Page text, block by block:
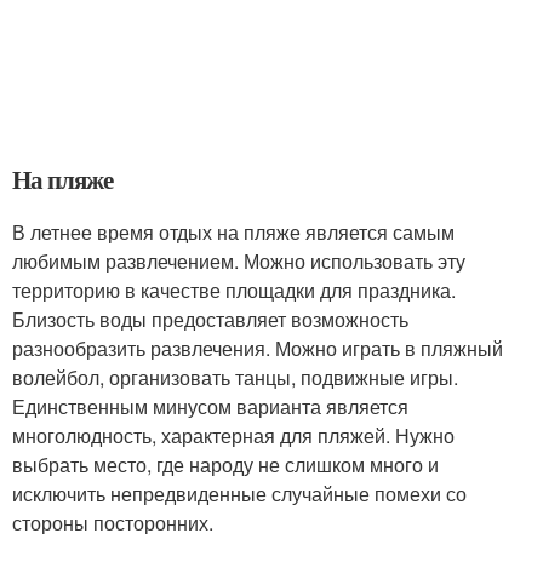
На пляже
В летнее время отдых на пляже является самым
любимым развлечением. Можно использовать эту
территорию в качестве площадки для праздника.
Близость воды предоставляет возможность
разнообразить развлечения. Можно играть в пляжный
волейбол, организовать танцы, подвижные игры.
Единственным минусом варианта является
многолюдность, характерная для пляжей. Нужно
выбрать место, где народу не слишком много и
исключить непредвиденные случайные помехи со
стороны посторонних.